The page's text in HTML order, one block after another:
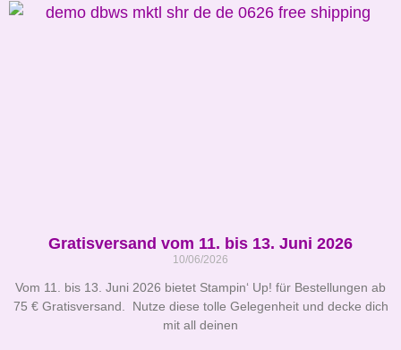
Gratisversand vom 11. bis 13. Juni 2026
10/06/2026
Vom 11. bis 13. Juni 2026 bietet Stampin‘ Up! für Bestellungen ab
75 € Gratisversand. Nutze diese tolle Gelegenheit und decke dich
mit all deinen